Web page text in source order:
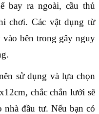
bay ra ngoài, cầu thủ
chơi. Các vật dụng từ
bên trong gây nguy
sử dụng và lựa chọn
chắc chắn lưới sẽ
đầu tư. Nếu bạn có